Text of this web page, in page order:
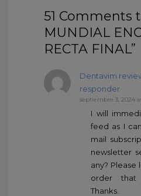
51 Comments
MUNDIAL
RECTA FINAL”
Dentavim
responder
septiembre 3, 2024
I will
feed as I
mail
newsletter
any? Please
order that
Thanks.